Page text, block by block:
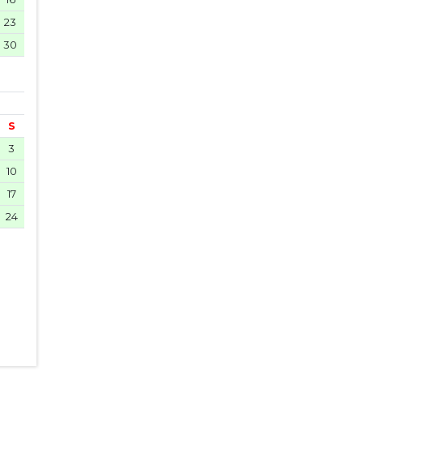
23
30
S
3
10
17
24